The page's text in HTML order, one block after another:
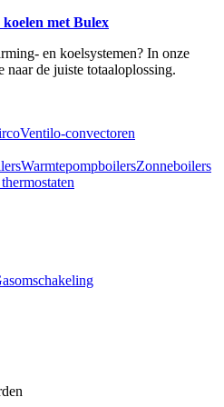
met Bulex
en koelsystemen? In onze
naar de juiste totaaloplossing.
Ventilo-convectoren
WarmtepompboilersZonneboilers